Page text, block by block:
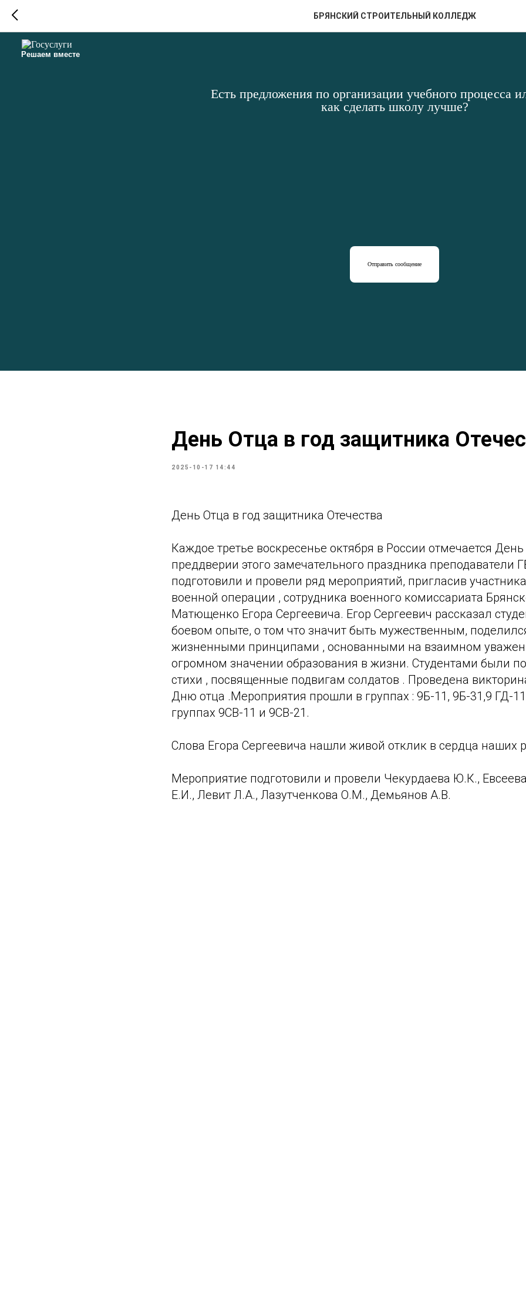
Решаем вместе
Есть предложения по организации учебного процесса
как сделать школу лучше?
Отправить сообщение
БРЯНСКИЙ СТРОИТЕЛЬНЫЙ КОЛЛЕДЖ
День Отца в год защитника
2025-10-17 14:44
День Отца в год защитника Отечества
Каждое третье воскресенье октября в России отмечается
преддверии этого замечательного праздника преподаватели
подготовили и провели ряд мероприятий, пригласив
военной операции , сотрудника военного комиссариата
Матющенко Егора Сергеевича. Егор Сергеевич рассказал
боевом опыте, о том что значит быть мужественным,
жизненными принципами , основанными на взаимном
огромном значении образования в жизни. Студентами были
стихи , посвященные подвигам солдатов . Проведена
Дню отца .Мероприятия прошли в группах : 9Б-11, 9Б-31,9 ГД-
группах 9СВ-11 и 9СВ-21.
Слова Егора Сергеевича нашли живой отклик в сердца наших
Мероприятие подготовили и провели Чекурдаева Ю.К.,
Е.И., Левит Л.А., Лазутченкова О.М., Демьянов А.В.